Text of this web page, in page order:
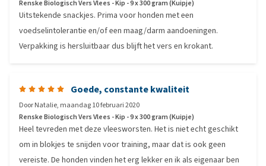
Renske Biologisch Vers Vlees - Kip - 9 x 300 gram (Kuipje)
Uitstekende snackjes. Prima voor honden met een
voedselintolerantie en/of een maag/darm aandoeningen.
Verpakking is hersluitbaar dus blijft het vers en krokant.
Goede, constante kwaliteit
DoorNatalie, maandag 10 februari 2020
Renske Biologisch Vers Vlees - Kip - 9 x 300 gram (Kuipje)
Heel tevreden met deze vleesworsten. Het is niet echt geschikt
om in blokjes te snijden voor training, maar dat is ook geen
vereiste. De honden vinden het erg lekker en ik als eigenaar ben